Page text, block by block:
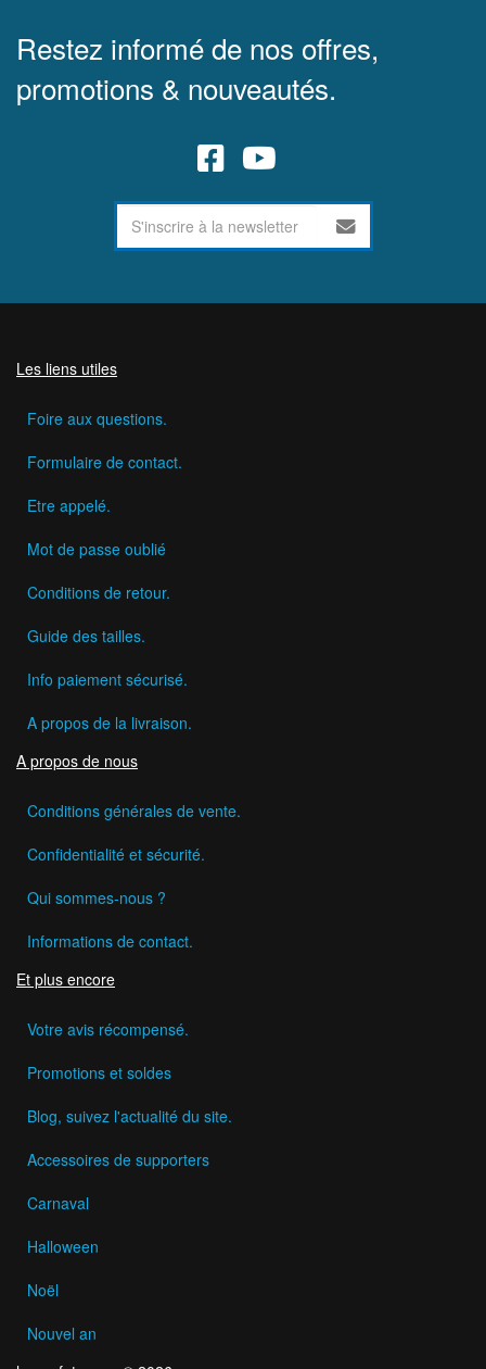
Restez informé de nos offres,
promotions & nouveautés.
Les liens utiles
Foire aux questions.
Formulaire de contact.
Etre appelé.
Mot de passe oublié
Conditions de retour.
Guide des tailles.
Info paiement sécurisé.
A propos de la livraison.
A propos de nous
Conditions générales de vente.
Confidentialité et sécurité.
Qui sommes-nous ?
Informations de contact.
Et plus encore
Votre avis récompensé.
Promotions et soldes
Blog, suivez l'actualité du site.
Accessoires de supporters
Carnaval
Halloween
Noël
Nouvel an